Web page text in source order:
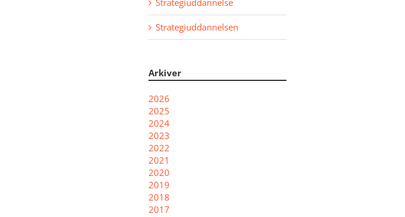
Strategiuddannelsen
Arkiver
2026
2025
2024
2023
2022
2021
2020
2019
2018
2017